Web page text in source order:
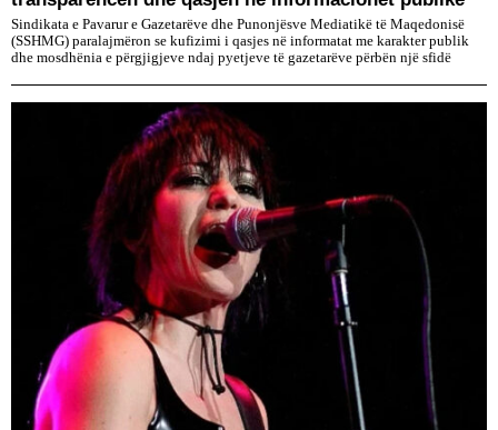
Sindikata e Pavarur e Gazetarëve dhe Punonjësve Mediatikë të Maqedonisë
(SSHMG) paralajmëron se kufizimi i qasjes në informatat me karakter publik
dhe mosdhënia e përgjigjeve ndaj pyetjeve të gazetarëve përbën një sfidë